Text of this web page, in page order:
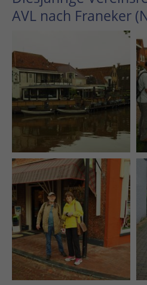
AVL nach Franeker